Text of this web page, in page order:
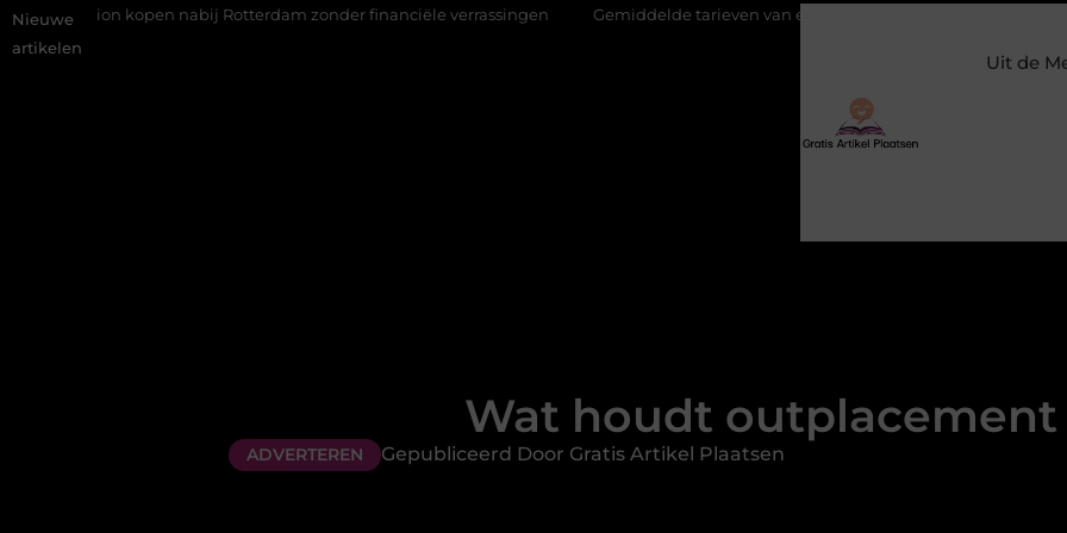
Nieuwe
artikelen
kopen nabij Rotterdam zonder financiële verrassingen Gemiddelde tarieven van een dierenarts in Arnhem
Uit de
Wat houdt outplacement
ADVERTEREN Gepubliceerd Door Gratis Artikel Plaatsen